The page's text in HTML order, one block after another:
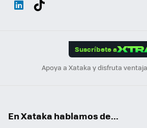
Suscríbete a
Apoya a Xataka y disfruta
En Xataka hablamos de...